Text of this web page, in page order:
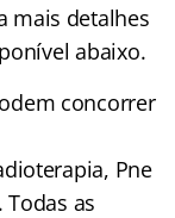
mais detalhes
abaixo.
concorrer
Pne
as